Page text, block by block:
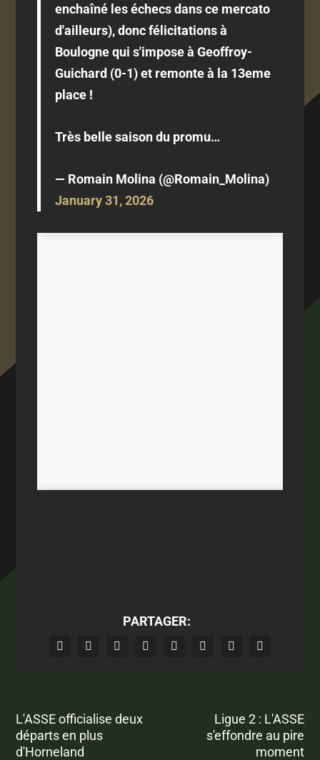
enchaîné les échecs dans ce mercato
d'ailleurs), donc félicitations à
Boulogne qui s'impose à Geoffroy-
Guichard (0-1) et remonte à la 13eme
place !
Très belle saison du promu…
— Romain Molina (@Romain_Molina)
January 31, 2026
PARTAGER:
L'ASSE officialise deux
départs en plus
d'Horneland
Ligue 2 : L'ASSE
s'effondre au pire
moment